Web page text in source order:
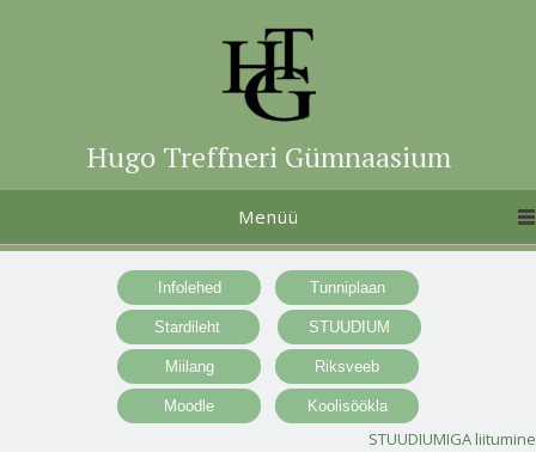
Hugo Treffneri Gümnaasium
Menüü
STUUDIUMIGA liitumine